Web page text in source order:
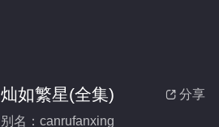
 分享
灿如繁星(全集)
别名：canrufanxing